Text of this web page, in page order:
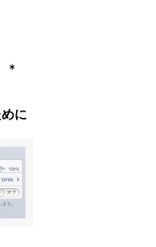
に